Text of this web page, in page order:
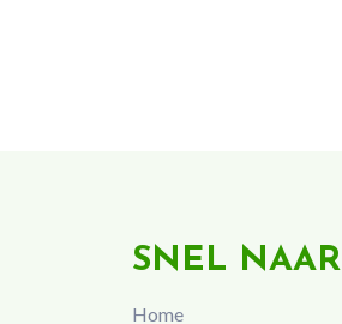
SNEL NAAR
Home